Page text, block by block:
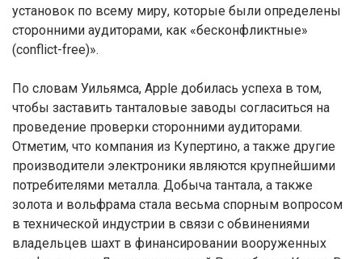
установок по всему миру, которые были определены
сторонними аудиторами, как «бесконфликтные»
(conflict-free)».
По словам Уильямса, Apple добилась успеха в том,
чтобы заставить танталовые заводы согласиться на
проведение проверки сторонними аудиторами.
Отметим, что компания из Купертино, а также другие
производители электроники являются крупнейшими
потребителями металла. Добыча тантала, а также
золота и вольфрама стала весьма спорным вопросом
в технической индустрии в связи с обвинениями
владельцев шахт в финансировании вооруженных